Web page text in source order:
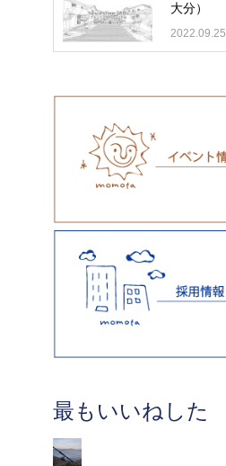
大分）
2022.09.25
最もいいねした